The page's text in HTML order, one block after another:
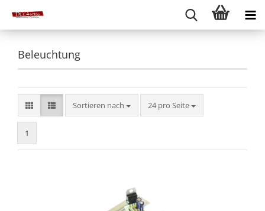
Beleuchtung
Sortieren nach
Sortieren nach 24 pro Seite
pro Seite
1